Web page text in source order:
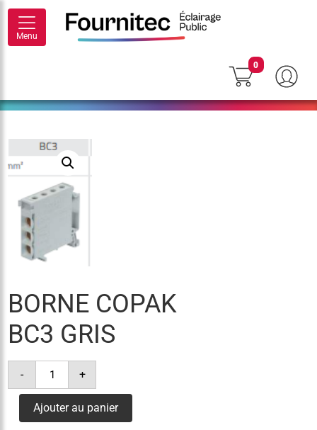
Menu
0
BORNE COPAK
BC3 GRIS
-
quantité
borne
bc3
gris
+
Ajouter au panier